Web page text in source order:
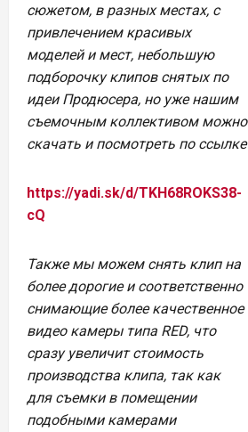
сюжетом, в разных местах, с
привлечением красивых
моделей и мест, небольшую
подборочку клипов снятых по
идеи Продюсера, но уже нашим
съемочным коллективом можно
скачать и посмотреть по ссылке
https://yadi.sk/d/TKH68ROKS38-
cQ
Также мы можем снять клип на
более дорогие и соответственно
снимающие более качественное
видео камеры типа RED, что
сразу увеличит стоимость
производства клипа, так как
для съемки в помещении
подобными камерами